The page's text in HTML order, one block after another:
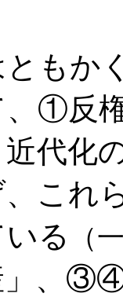
もか
、①反
代化
、これ
る
（
」、③④